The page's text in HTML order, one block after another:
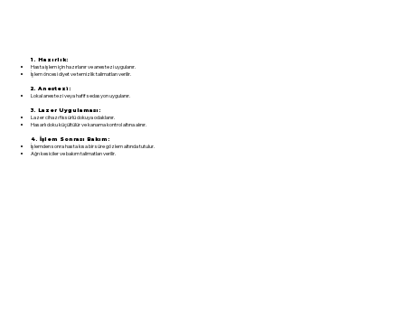
1. Hazırlık:
Hasta işlem için hazırlanır ve anestezi uygulanır.
İşlem öncesi diyet ve temizlik talimatları verilir.
2. Anestezi:
Lokal anestezi veya hafif sedasyon uygulanır.
3. Lazer Uygulaması:
Lazer cihazı fissürlü dokuya odaklanır.
Hasarlı doku küçültülür ve kanama kontrol altına alınır.
4. İşlem Sonrası Bakım:
İşlemden sonra hasta kısa bir süre gözlem altında tutulur.
Ağrı kesiciler ve bakım talimatları verilir.